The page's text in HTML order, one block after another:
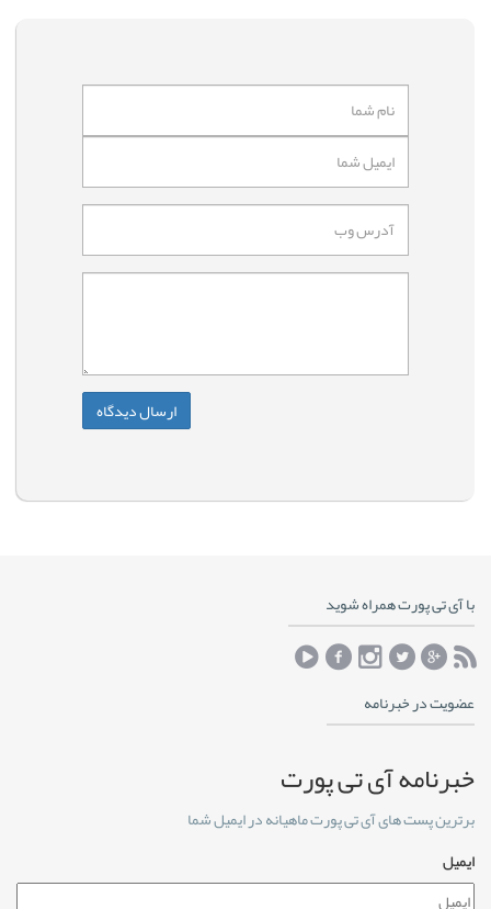
با آی تی پورت همراه شوید
عضویت در خبرنامه
خبرنامه آی تی پورت
برترین پست های آی تی پورت ماهیانه در ایمیل شما
ایمیل